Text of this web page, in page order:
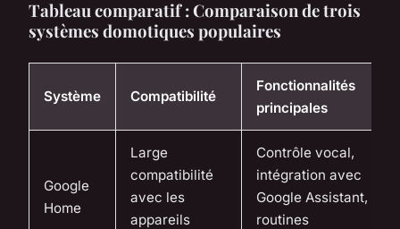
Tableau comparatif : Comparaison de trois
systèmes domotiques populaires
Système Compatibilité
Fonctionnalités
principales
Google
Home
Large
compatibilité
avec les
appareils
Contrôle vocal,
intégration avec
Google Assistant,
routines